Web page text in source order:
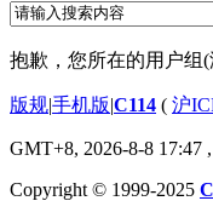
抱歉，您所在的用户组
版规|手机版|C114 ( 沪
GMT+8, 2026-8-8 17:47
Copyright © 1999-2025